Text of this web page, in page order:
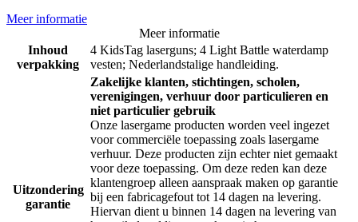
Meer informatie
Meer informatie
Inhoud
verpakking
4 KidsTag laserguns; 4 Light Battle waterdamp
vesten; Nederlandstalige handleiding.
Uitzondering
garantie
Zakelijke klanten, stichtingen, scholen,
verenigingen, verhuur door particulieren en
niet particulier gebruik
Onze lasergame producten worden veel ingezet
voor commerciële toepassing zoals lasergame
verhuur. Deze producten zijn echter niet gemaakt
voor deze toepassing. Om deze reden kan deze
klantengroep alleen aanspraak maken op garantie
bij een fabricagefout tot 14 dagen na levering.
Hiervan dient u binnen 14 dagen na levering van